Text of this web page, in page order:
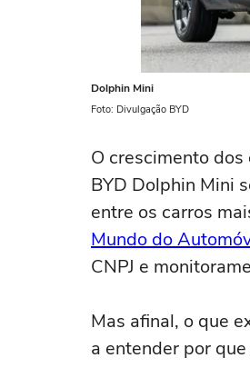
Dolphin Mini
Foto: Divulgação BYD
O crescimento
BYD Dolphin Mini
entre os carros
Mundo do
CNPJ e
Mas afinal, o que
a entender por